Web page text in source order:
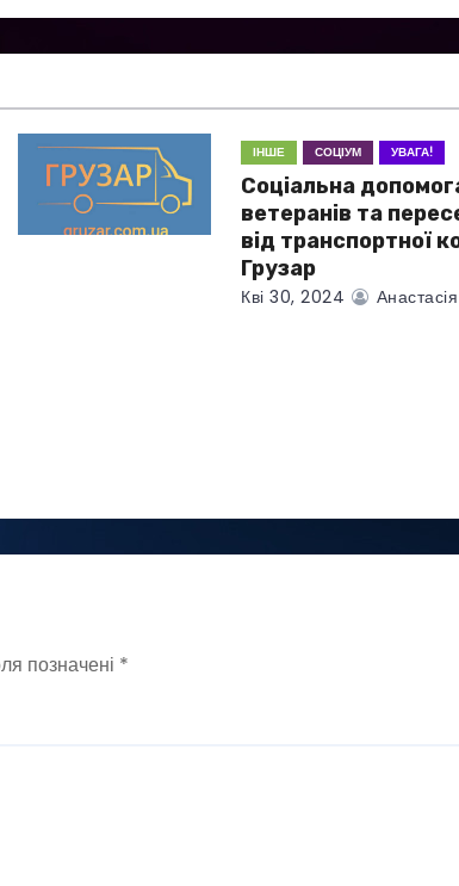
ІНШЕ СОЦІУМ УВАГА!
Соціальна
ветеранів та
від транспортної
Грузар
Кві 30, 2024
позначені *